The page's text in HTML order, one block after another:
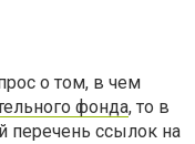
о том, в чем
фонда, то в
перечень ссылок на